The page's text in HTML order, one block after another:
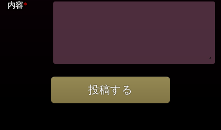
内容*
投稿する